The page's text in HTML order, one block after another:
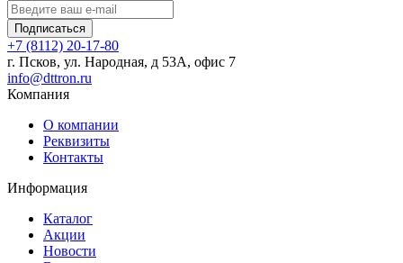
Подписаться
+7 (8112) 20-17-80
г. Псков, ул. Народная, д 53А, офис 7
info@dttron.ru
Компания
О компании
Реквизиты
Контакты
Информация
Каталог
Акции
Новости